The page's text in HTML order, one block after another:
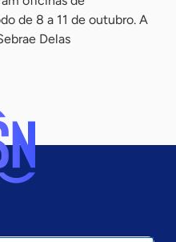
de 8 a 11 de outubro. A
Delas